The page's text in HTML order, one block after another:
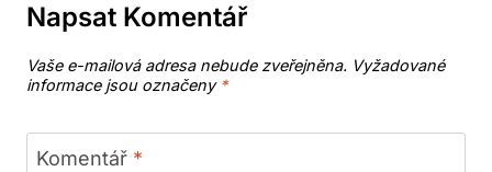
Napsat Komentář
Vaše e-mailová adresa nebude zveřejněna. Vyžadované
informace jsou označeny *
Komentář *